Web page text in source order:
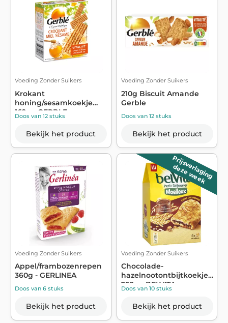
Voeding Zonder Suikers
Krokant
honing/sesamkoekje
162g - GERBLE
Doos van 12 stuks
Bekijk het product
Voeding Zonder Suikers
210g Biscuit Amande
Gerble
Doos van 12 stuks
Bekijk het product
Voeding Zonder Suikers
Appel/frambozenrepen
360g - GERLINEA
Doos van 6 stuks
Bekijk het product
Prijsverlaging
deze week
Voeding Zonder Suikers
Chocolade-
hazelnootontbijtkoekjes
250g - BELVITA
Doos van 10 stuks
Bekijk het product